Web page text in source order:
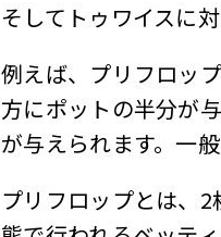
そしてトゥワイスに
例えば、プリフロッ
方にポットの半分が
が与えられます。一
プリフロップとは、